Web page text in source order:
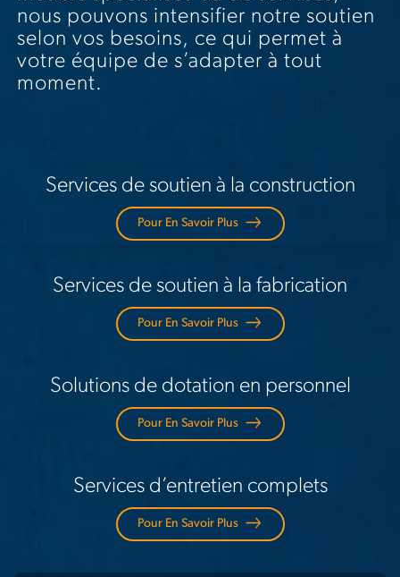
nous pouvons intensifier notre soutien
selon vos besoins, ce qui permet à
votre équipe de s’adapter à tout
moment.
Services de soutien à la construction
Pour En Savoir Plus
Services de soutien à la fabrication
Pour En Savoir Plus
Solutions de dotation en personnel
Pour En Savoir Plus
Services d’entretien complets
Pour En Savoir Plus